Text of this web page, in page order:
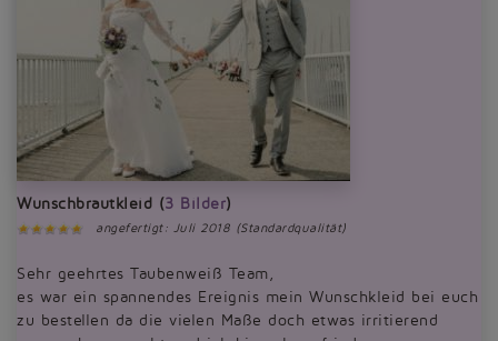
Wunschbrautkleid (3 Bilder)
angefertigt: Juli 2018 (Standardqualität)
Sehr geehrtes Taubenweiß Team,
es war ein spannendes Ereignis mein Wunschkleid bei euch
zu bestellen da die vielen Maße doch etwas irritierend